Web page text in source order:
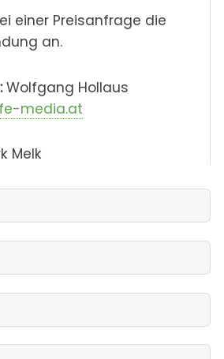
einer Preisanfrage die
an.
Wolfgang Hollaus
media.at
Melk